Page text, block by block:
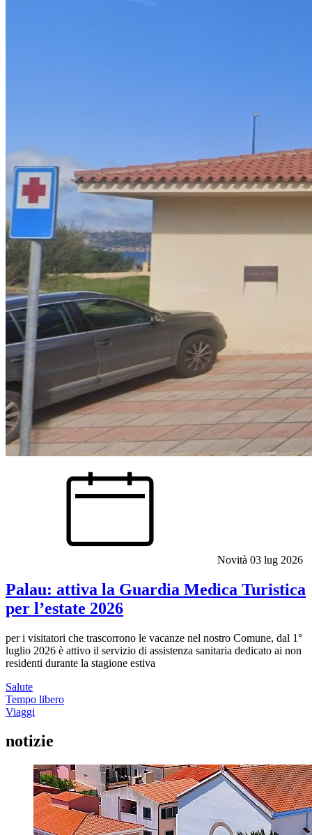
Novità 03 lug 2026
Palau: attiva la Guardia Medica Turistica
per l’estate 2026
per i visitatori che trascorrono le vacanze nel nostro Comune, dal 1°
luglio 2026 è attivo il servizio di assistenza sanitaria dedicato ai non
residenti durante la stagione estiva
Salute
Tempo libero
Viaggi
notizie